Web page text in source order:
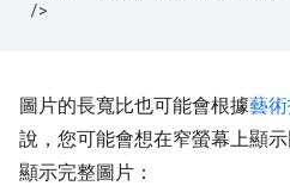
圖片的長寬比也可能會根據藝
說，您可能會想在窄螢幕上顯
顯示完整圖片：